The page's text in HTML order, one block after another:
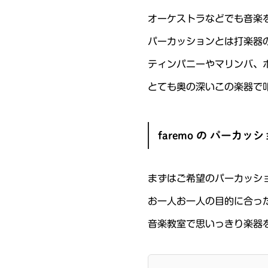
オーケストラなどでも音楽
パーカッションとは打楽
ティンパニーやマリンバ、
とても奥の深いこの楽器で
faremo の パーカッシ
まずはご希望のパーカッシ
お一人お一人の目的に合っ
音楽教室で思いっきり楽器